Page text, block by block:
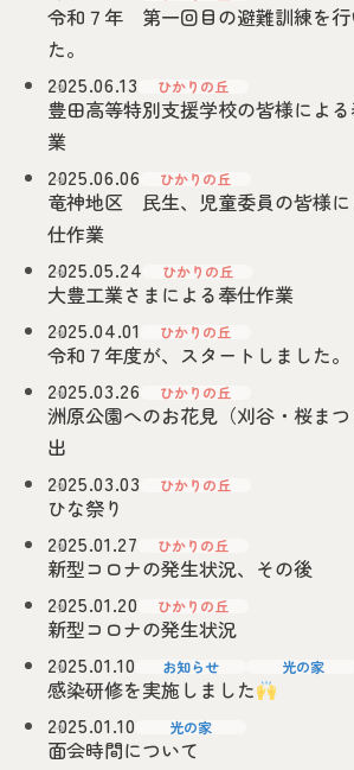
令和７年 第一回目の避難訓練を行
た。
2025.06.13
ひかりの丘
豊田高等特別支援学校の皆様によ
業
2025.06.06
ひかりの丘
竜神地区 民生、児童委員の皆様
仕作業
2025.05.24
ひかりの丘
大豊工業さまによる奉仕作業
2025.04.01
ひかりの丘
令和７年度が、スタートしました。
2025.03.26
ひかりの丘
洲原公園へのお花見（刈谷・桜ま
出
2025.03.03
ひかりの丘
ひな祭り
2025.01.27
ひかりの丘
新型コロナの発生状況、その後
2025.01.20
ひかりの丘
新型コロナの発生状況
2025.01.10
お知らせ 光の家
感染研修を実施しました
2025.01.10
光の家
面会時間について